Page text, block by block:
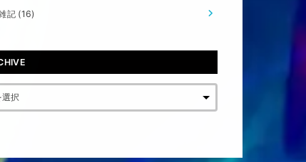
記 (16)